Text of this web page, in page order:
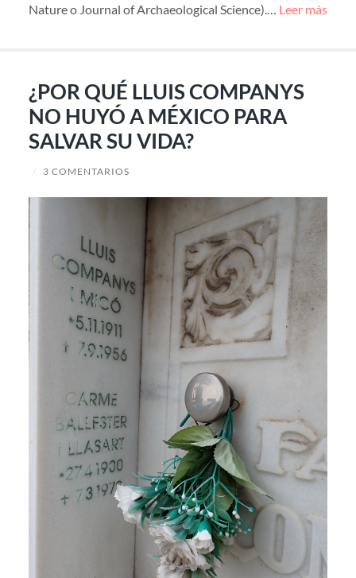
Nature o Journal of Archaeological Science).… Leer más
¿POR QUÉ LLUIS COMPANYS
NO HUYÓ A MÉXICO PARA
SALVAR SU VIDA?
/ 3 COMENTARIOS